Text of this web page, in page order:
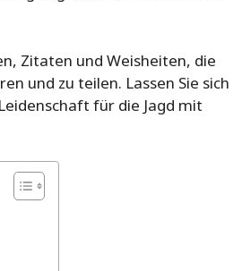
Zitaten und Weisheiten, die
und zu teilen. Lassen Sie sich
für die Jagd mit